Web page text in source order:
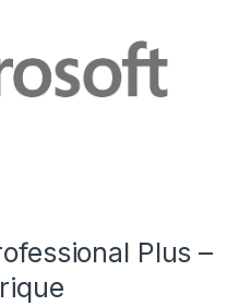
Plus –